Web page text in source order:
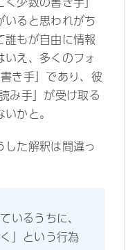
いると思われがち
誰もが自由に情報
え、多くのフォ
き手」であり、彼
み手」が受け取る
かと。
した解釈は間違っ
いるうちに、
」という行為